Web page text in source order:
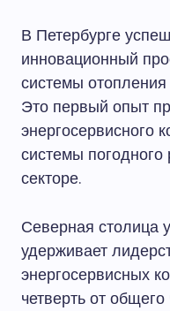
В Петербурге
инновационный
системы
Это первый опыт
энергосервисного
системы
секторе.
Северная столица
удерживает
энергосервисных
четверть от